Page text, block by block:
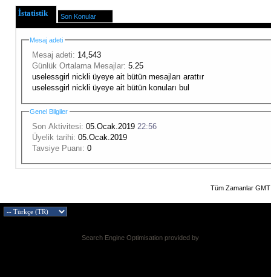
İstatistik Son Konular
Mesaj adeti
Mesaj adeti: 14,543
Günlük Ortalama Mesajlar: 5.25
uselessgirl nickli üyeye ait bütün mesajları arattır
uselessgirl nickli üyeye ait bütün konuları bul
Genel Bilgiler
Son Aktivitesi: 05.Ocak.2019 22:56
Üyelik tarihi: 05.Ocak.2019
Tavsiye Puanı: 0
Tüm Zamanlar
Search Engine Optimisation provided by